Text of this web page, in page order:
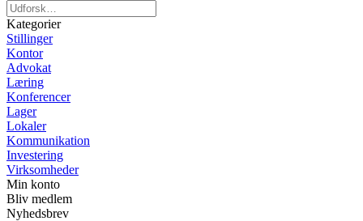
Kategorier
Stillinger
Kontor
Advokat
Læring
Konferencer
Lager
Lokaler
Kommunikation
Investering
Virksomheder
Min konto
Bliv medlem
Nyhedsbrev